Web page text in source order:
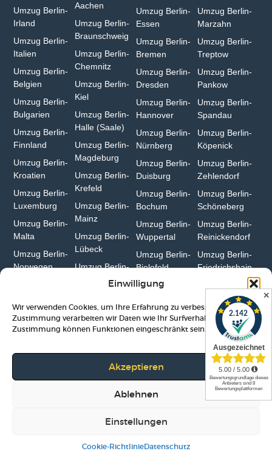
Einwilligung
Wir verwenden Cookies, um Ihre Erfahrung zu verbessern. Mit Ihrer
Zustimmung verarbeiten wir Daten wie Ihr Surfverhalten. Ohne
Zustimmung können Funktionen eingeschränkt sein.
Akzeptieren
Ablehnen
Einstellungen
Cookie-RichtlinieDatenschutz
Umzug Berlin-
Marzahn
Umzug Berlin-
Treptow
Umzug Berlin-
Pankow
Umzug Berlin-
Spandau
Umzug Berlin-
Köpenick
Umzug Berlin-
Zehlendorf
Umzug Berlin-
Schöneberg
Umzug Berlin-
Reinickendorf
Umzug Berlin-
Friedrichshain
Umzug Berlin-
Essen
Umzug Berlin-
Bremen
Umzug Berlin-
Dresden
Umzug Berlin-
Hannover
Umzug Berlin-
Nürnberg
Umzug Berlin-
Duisburg⁠
Umzug Berlin-
Bochum
Umzug Berlin-
Wuppertal⁠
Umzug Berlin-
Bielefeld⁠
Aachen⁠
Umzug Berlin-
Braunschweig
Umzug Berlin-
Chemnitz⁠
Umzug Berlin-
Kiel
Umzug Berlin-
Halle (Saale)⁠
Umzug Berlin-
Magdeburg
Umzug Berlin-
Krefeld⁠
Umzug Berlin-
Mainz⁠
Umzug Berlin-
Lübeck
Umzug Berlin-
Umzug Berlin-
Irland
Umzug Berlin-
Italien
Umzug Berlin-
Belgien
Umzug Berlin-
Bulgarien⁠
Umzug Berlin-
Finnland
Umzug Berlin-
Kroatien
Umzug Berlin-
Luxemburg
Umzug Berlin-
Malta
Umzug Berlin-
Norwegen
Lexikon
© 2011-2026 Studenten Umzug Berlin
Telefon
✕